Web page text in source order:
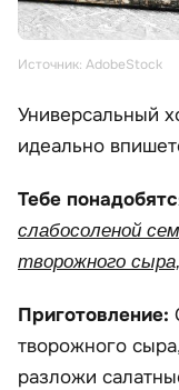
Источник: AdobeStock
Универсальный
идеально
Тебе
слабосоленой
творожного
Приготовление:
творожного
разложи